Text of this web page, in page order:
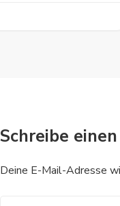
Schreibe
Deine E-Mail-Adresse